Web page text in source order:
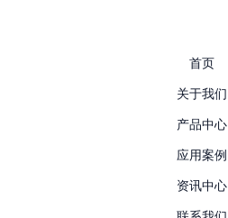
首页
关于我们
产品中心
应用案例
资讯中心